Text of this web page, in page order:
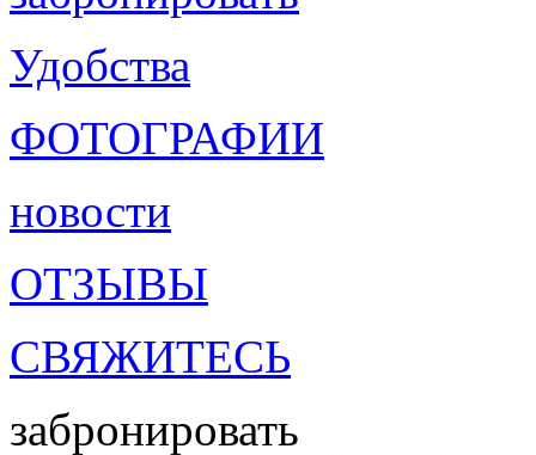
Удобства
ФОТОГРАФИИ
новости
ОТЗЫВЫ
СВЯЖИТЕСЬ
забронировать